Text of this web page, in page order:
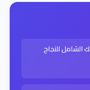
الشامل للنجاح